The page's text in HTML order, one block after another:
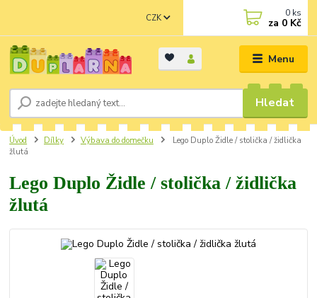
Menu
CZK
Hledat
0 ks
za 0 Kč
Úvod Dílky Výbava do domečku
Lego Duplo Židle / stolička / židlička
žlutá
Lego Duplo Židle / stolička / židlička
žlutá